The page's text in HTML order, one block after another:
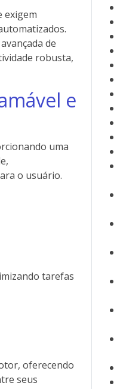
exigem
de
robusta,
e
uma
o usuário.
tarefas
oferecendo
seus